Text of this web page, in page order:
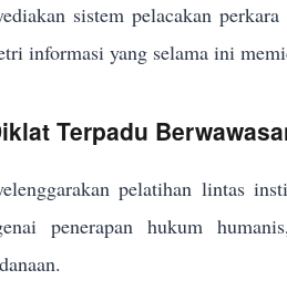
sistem pelacakan
informasi yang selama ini
Terpadu
pelatihan lintas
penerapan hukum